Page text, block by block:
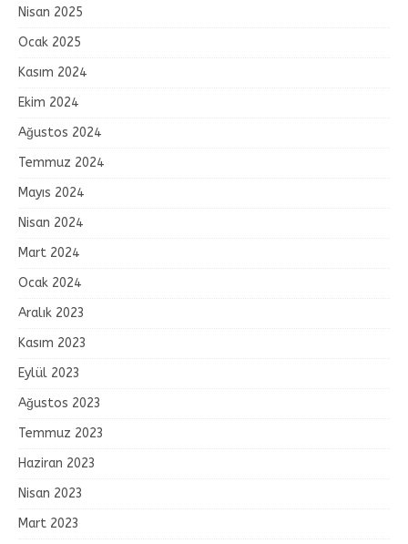
Nisan 2025
Ocak 2025
Kasım 2024
Ekim 2024
Ağustos 2024
Temmuz 2024
Mayıs 2024
Nisan 2024
Mart 2024
Ocak 2024
Aralık 2023
Kasım 2023
Eylül 2023
Ağustos 2023
Temmuz 2023
Haziran 2023
Nisan 2023
Mart 2023